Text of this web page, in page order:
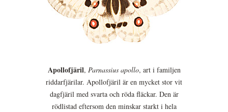
Apollofjäril, Parnassius apollo, art i familjen
riddarfjärilar. Apollofjäril är en mycket stor vit
dagfjäril med svarta och röda fläckar. Den är
rödlistad eftersom den minskar starkt i hela